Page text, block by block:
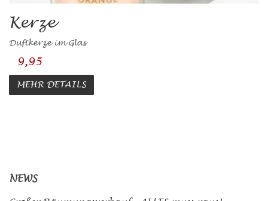
Kerze
Duftkerze im Glas
9,95
MEHR DETAILS
NEWS